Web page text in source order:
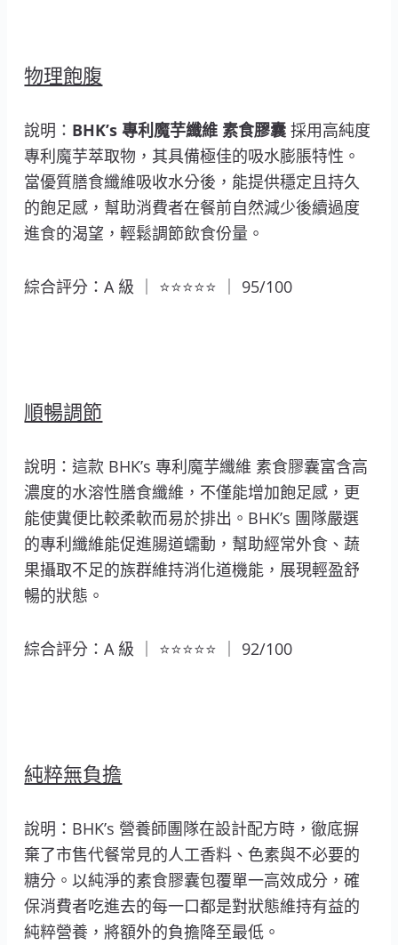
物理飽腹
說明： BHK’s 專利魔芋纖維 素食膠囊 採用高純度
專利魔芋萃取物，其具備極佳的吸水膨脹特性。
當優質膳食纖維吸收水分後，能提供穩定且持久
的飽足感，幫助消費者在餐前自然減少後續過度
進食的渴望，輕鬆調節飲食份量。
綜合評分：A 級 ｜ ⭐⭐⭐⭐⭐ ｜ 95/100
順暢調節
說明：這款 BHK’s 專利魔芋纖維 素食膠囊富含高
濃度的水溶性膳食纖維，不僅能增加飽足感，更
能使糞便比較柔軟而易於排出。BHK’s 團隊嚴選
的專利纖維能促進腸道蠕動，幫助經常外食、蔬
果攝取不足的族群維持消化道機能，展現輕盈舒
暢的狀態。
綜合評分：A 級 ｜ ⭐⭐⭐⭐⭐ ｜ 92/100
純粹無負擔
說明：BHK’s 營養師團隊在設計配方時，徹底摒
棄了市售代餐常見的人工香料、色素與不必要的
糖分。以純淨的素食膠囊包覆單一高效成分，確
保消費者吃進去的每一口都是對狀態維持有益的
純粹營養，將額外的負擔降至最低。